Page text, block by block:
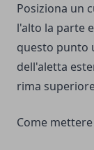
Posiziona un
l'alto la parte
questo punto
dell'aletta
rima
Come